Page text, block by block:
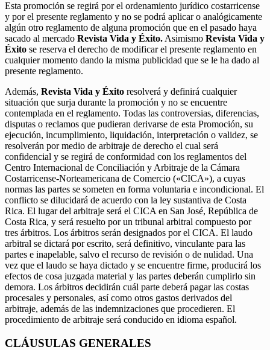
Esta promoción se regirá por el ordenamiento jurídico costarricense
y por el presente reglamento y no se podrá aplicar o analógicamente
algún otro reglamento de alguna promoción que en el pasado haya
sacado al mercado Revista Vida y Éxito. Asimismo Revista Vida y
Éxito se reserva el derecho de modificar el presente reglamento en
cualquier momento dando la misma publicidad que se le ha dado al
presente reglamento.
Además, Revista Vida y Éxito resolverá y definirá cualquier
situación que surja durante la promoción y no se encuentre
contemplada en el reglamento. Todas las controversias, diferencias,
disputas o reclamos que pudieran derivarse de esta Promoción, su
ejecución, incumplimiento, liquidación, interpretación o validez, se
resolverán por medio de arbitraje de derecho el cual será
confidencial y se regirá de conformidad con los reglamentos del
Centro Internacional de Conciliación y Arbitraje de la Cámara
Costarricense-Norteamericana de Comercio («CICA»), a cuyas
normas las partes se someten en forma voluntaria e incondicional. El
conflicto se dilucidará de acuerdo con la ley sustantiva de Costa
Rica. El lugar del arbitraje será el CICA en San José, República de
Costa Rica, y será resuelto por un tribunal arbitral compuesto por
tres árbitros. Los árbitros serán designados por el CICA. El laudo
arbitral se dictará por escrito, será definitivo, vinculante para las
partes e inapelable, salvo el recurso de revisión o de nulidad. Una
vez que el laudo se haya dictado y se encuentre firme, producirá los
efectos de cosa juzgada material y las partes deberán cumplirlo sin
demora. Los árbitros decidirán cuál parte deberá pagar las costas
procesales y personales, así como otros gastos derivados del
arbitraje, además de las indemnizaciones que procedieren. El
procedimiento de arbitraje será conducido en idioma español.
CLÁUSULAS GENERALES